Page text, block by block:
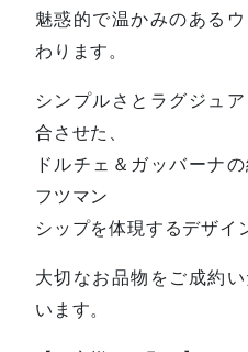
魅惑的で温かみのある
わります。
シンプルさとラグジュ
合させた、
ドルチェ＆ガッバーナ
フツマン
シップを体現するデザイ
大切なお品物をご成約
います。